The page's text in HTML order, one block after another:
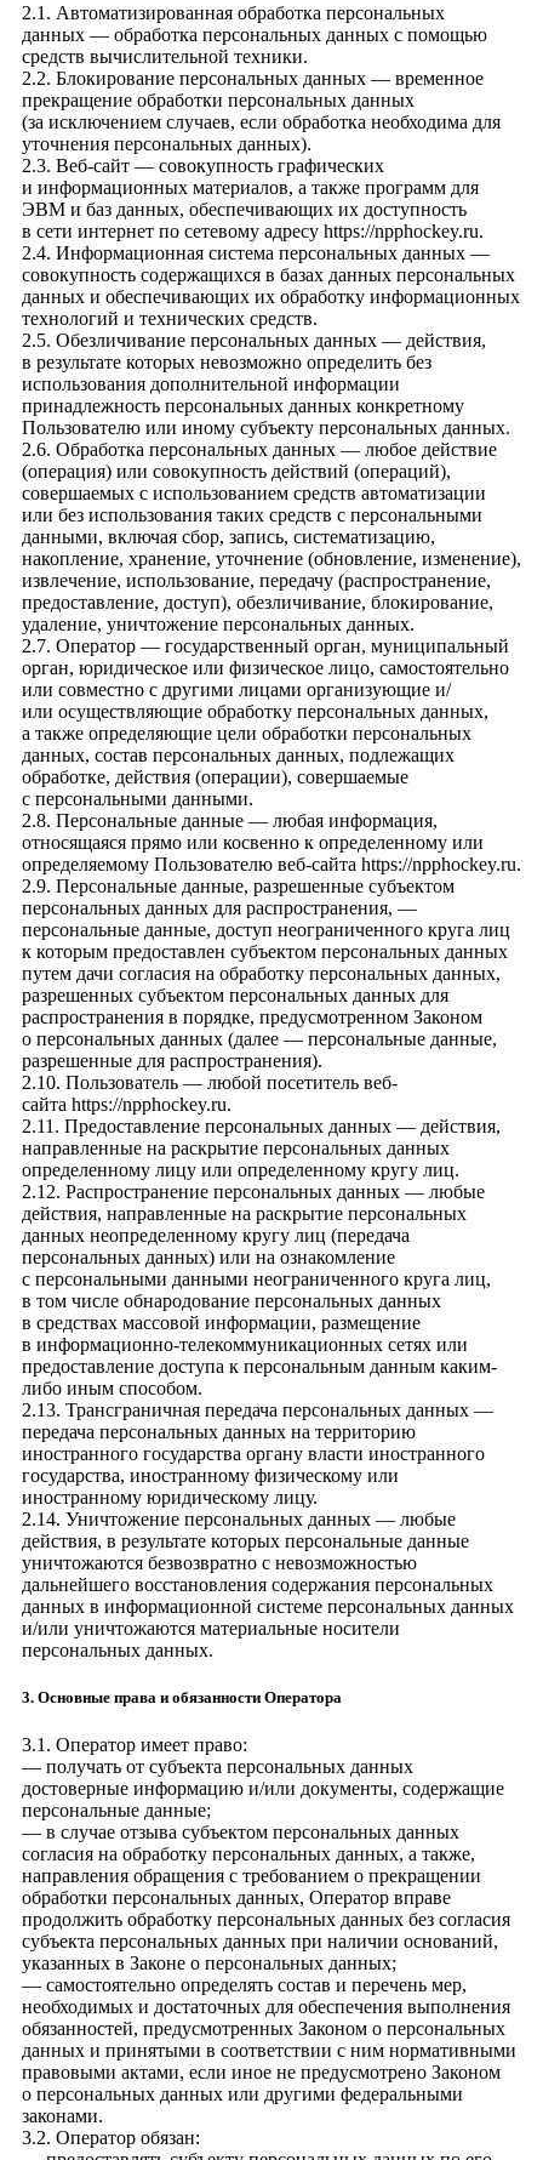
2.1. Автоматизированная обработка персональных
данных — обработка персональных данных с помощью
средств вычислительной техники.
2.2. Блокирование персональных данных — временное
прекращение обработки персональных данных
(за исключением случаев, если обработка необходима для
уточнения персональных данных).
2.3. Веб-сайт — совокупность графических
и информационных материалов, а также программ для
ЭВМ и баз данных, обеспечивающих их доступность
в сети интернет по сетевому адресу https://npphockey.ru.
2.4. Информационная система персональных данных —
совокупность содержащихся в базах данных персональных
данных и обеспечивающих их обработку информационных
технологий и технических средств.
2.5. Обезличивание персональных данных — действия,
в результате которых невозможно определить без
использования дополнительной информации
принадлежность персональных данных конкретному
Пользователю или иному субъекту персональных данных.
2.6. Обработка персональных данных — любое действие
(операция) или совокупность действий (операций),
совершаемых с использованием средств автоматизации
или без использования таких средств с персональными
данными, включая сбор, запись, систематизацию,
накопление, хранение, уточнение (обновление, изменение),
извлечение, использование, передачу (распространение,
предоставление, доступ), обезличивание, блокирование,
удаление, уничтожение персональных данных.
2.7. Оператор — государственный орган, муниципальный
орган, юридическое или физическое лицо, самостоятельно
или совместно с другими лицами организующие и/
или осуществляющие обработку персональных данных,
а также определяющие цели обработки персональных
данных, состав персональных данных, подлежащих
обработке, действия (операции), совершаемые
с персональными данными.
2.8. Персональные данные — любая информация,
относящаяся прямо или косвенно к определенному или
определяемому Пользователю веб-сайта https://npphockey.ru.
2.9. Персональные данные, разрешенные субъектом
персональных данных для распространения, —
персональные данные, доступ неограниченного круга лиц
к которым предоставлен субъектом персональных данных
путем дачи согласия на обработку персональных данных,
разрешенных субъектом персональных данных для
распространения в порядке, предусмотренном Законом
о персональных данных (далее — персональные данные,
разрешенные для распространения).
2.10. Пользователь — любой посетитель веб-
сайта https://npphockey.ru.
2.11. Предоставление персональных данных — действия,
направленные на раскрытие персональных данных
определенному лицу или определенному кругу лиц.
2.12. Распространение персональных данных — любые
действия, направленные на раскрытие персональных
данных неопределенному кругу лиц (передача
персональных данных) или на ознакомление
с персональными данными неограниченного круга лиц,
в том числе обнародование персональных данных
в средствах массовой информации, размещение
в информационно-телекоммуникационных сетях или
предоставление доступа к персональным данным каким-
либо иным способом.
2.13. Трансграничная передача персональных данных —
передача персональных данных на территорию
иностранного государства органу власти иностранного
государства, иностранному физическому или
иностранному юридическому лицу.
2.14. Уничтожение персональных данных — любые
действия, в результате которых персональные данные
уничтожаются безвозвратно с невозможностью
дальнейшего восстановления содержания персональных
данных в информационной системе персональных данных
и/или уничтожаются материальные носители
персональных данных.
3. Основные права и обязанности Оператора
3.1. Оператор имеет право:
— получать от субъекта персональных данных
достоверные информацию и/или документы, содержащие
персональные данные;
— в случае отзыва субъектом персональных данных
согласия на обработку персональных данных, а также,
направления обращения с требованием о прекращении
обработки персональных данных, Оператор вправе
продолжить обработку персональных данных без согласия
субъекта персональных данных при наличии оснований,
указанных в Законе о персональных данных;
— самостоятельно определять состав и перечень мер,
необходимых и достаточных для обеспечения выполнения
обязанностей, предусмотренных Законом о персональных
данных и принятыми в соответствии с ним нормативными
правовыми актами, если иное не предусмотрено Законом
о персональных данных или другими федеральными
законами.
3.2. Оператор обязан: